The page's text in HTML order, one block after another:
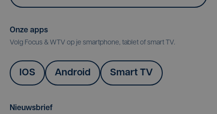
Onze apps
Volg Focus & WTV op je smartphone, tablet of smart TV.
IOS Android Smart TV
Nieuwsbrief